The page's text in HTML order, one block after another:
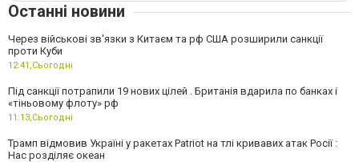
Останні новини
Через військові зв'язки з Китаєм та рф США розширили санкції
проти Куби
12:41,Сьогодні
Під санкції потрапили 19 нових цілей . Британія вдарила по банках і
«тіньовому флоту» рф
11:13,Сьогодні
Трамп відмовив Україні у ракетах Patriot на тлі кривавих атак Росії :
Нас розділяє океан